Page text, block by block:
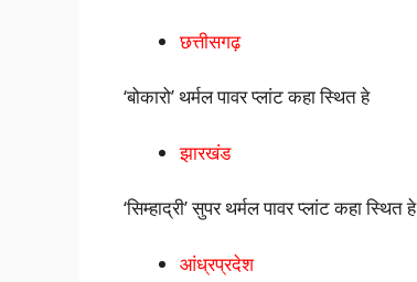
छत्तीसगढ़
‘बोकारो’ थर्मल पावर प्लांट कहा स्थित हे
झारखंड
‘सिम्हाद्री’ सुपर थर्मल पावर प्लांट कहा स्थित हे
आंध्रप्रदेश